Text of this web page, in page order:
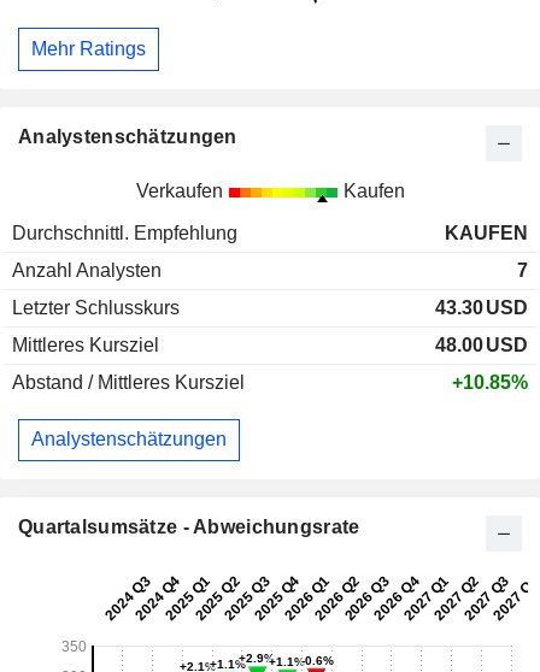
Mehr Ratings
Analystenschätzungen
Verkaufen Kaufen
Durchschnittl. Empfehlung
KAUFEN
Anzahl Analysten
7
Letzter Schlusskurs
43.30USD
Mittleres Kursziel
48.00USD
Abstand / Mittleres Kursziel
+10.85%
Analystenschätzungen
Quartalsumsätze - Abweichungsrate